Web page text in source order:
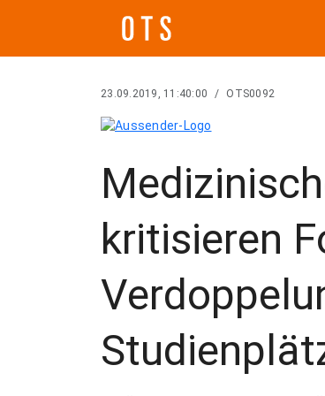
23.09.2019, 11:40:00 / OTS0092
kritisieren